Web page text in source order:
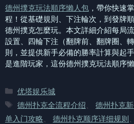
德州撲克玩法順序懶人包 ，帶你快速
程！從基礎規則、下注輪次，到發牌
德州撲克怎麼玩。本文詳細介紹每局
設置、四輪下注（翻牌前、翻牌圈、
則，並提供新手必備的勝率計算與起
是進階玩家，這份德州撲克玩法順序
分
类
优塔娱乐城
标
签
德州扑克全流程介绍 德州扑克
单入门攻略
德州扑克顺序详细规则